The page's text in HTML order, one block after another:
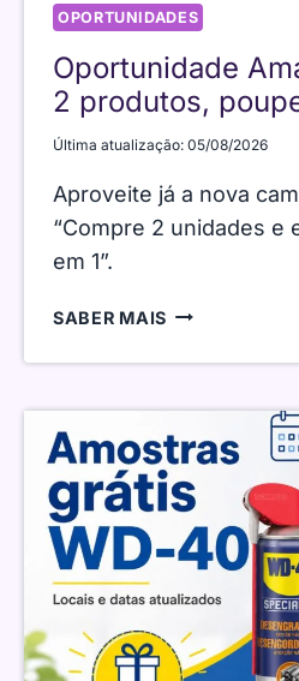
OPORTUNIDADES
Oportunidade
2 produtos,
Última atualização: 05/08/2026
Aproveite já a nova
“Compre 2 unidades e
em 1”.
SABER MAIS
COMPRE
PRODUTOS,
POUPE
70%
EM